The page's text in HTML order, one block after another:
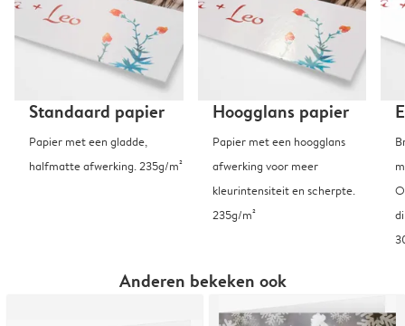
Standaard papier
Papier met een gladde,
halfmatte afwerking. 235g/m²
Hoogglans papier
Papier met een hoogglans
afwerking voor meer
kleurintensiteit en scherpte.
235g/m²
Anderen bekeken ook